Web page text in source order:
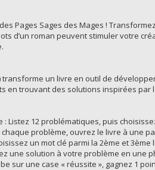
Pages Sages des Mages !
d’un roman peuvent stimuler votre
transforme un livre en outil de
en trouvant des solutions inspirées
: Listez 12 problématiques, puis
chaque problème, ouvrez le livre à une
un mot clé parmi la 2ème et
une solution à votre problème en une
sur une case « réussite », gagnez 1